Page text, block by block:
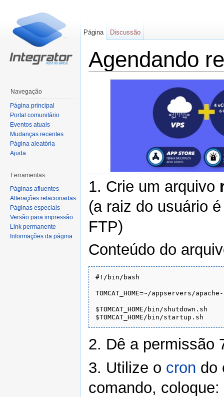
Agendando
1. Crie um arquivo
(a raiz do usuário
FTP)
Conteúdo do
#!/bin/bash
TOMCAT_HOME=~/appservers/
$TOMCAT_HOME/bin/shutdown.sh
2. Dê a permissão
3. Utilize o cron do
comando, coloque:
Página Discussão
Navegação
Página principal
Portal comunitário
Eventos atuais
Mudanças recentes
Página aleatória
Ajuda
Ferramentas
Páginas afluentes
Alterações relacionadas
Páginas especiais
Versão para impressão
Link permanente
Informações da página